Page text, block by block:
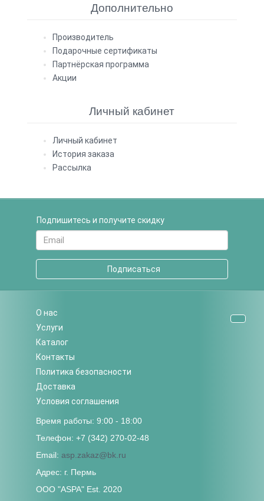
Дополнительно
Производитель
Подарочные сертификаты
Партнёрская программа
Акции
Личный кабинет
Личный кабинет
История заказа
Рассылка
Подпишитесь и получите скидку
Подписаться
О нас
Услуги
Каталог
Контакты
Политика безопасности
Доставка
Условия соглашения
Время работы: 9:00 - 18:00
Телефон: +7 (342) 270-02-48
Email:asp.zakaz@bk.ru
Адрес: г. Пермь
ООО "ASPA" Est. 2020